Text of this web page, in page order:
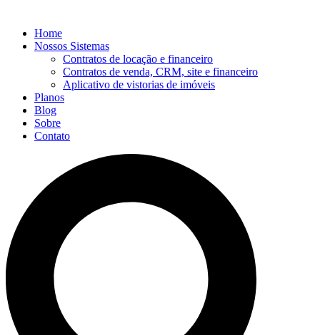
Home
Nossos Sistemas
Contratos de locação e financeiro
Contratos de venda, CRM, site e financeiro
Aplicativo de vistorias de imóveis
Planos
Blog
Sobre
Contato